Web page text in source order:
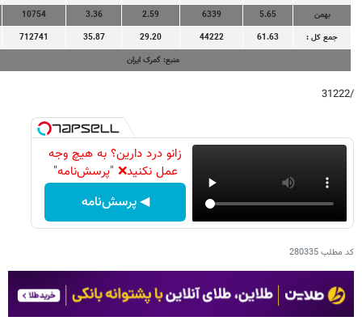
بهمن
5.65
6339
2.59
3.36
10754
جمع کل :
61.63
44222
29.20
35.87
712741
منبع: گمرک ایران
/31222
زانو درد دارین؟ به هیچ وجه
عمل نکنید❌ "پرسش‌نامه"
◀ پرسش‌نامه
کد مطلب280335